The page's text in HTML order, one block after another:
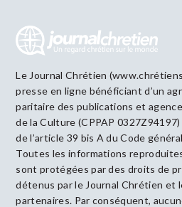
Le Journal Chrétien
presse en ligne bénéficiant d’un
paritaire des publications et
de la Culture (CPPAP
de l’article 39 bis A du Code
Toutes les informations
sont protégées par des droits de
détenus par le Journal Chrétien et
partenaires. Par conséquent,